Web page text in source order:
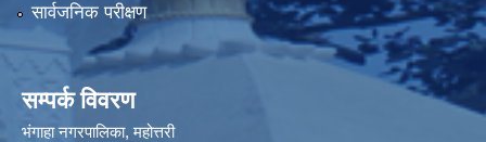
सार्वजनिक परीक्षण
सम्पर्क विवरण
भंगाहा नगरपालिका, महोत्तरी